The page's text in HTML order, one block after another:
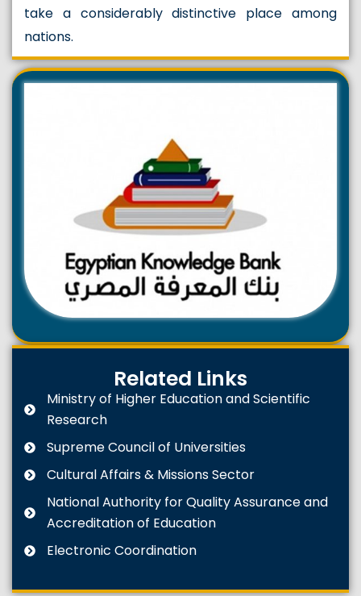
take a considerably distinctive place among
nations.
Related Links
Ministry of Higher Education and Scientific
Research
Supreme Council of Universities
Cultural Affairs & Missions Sector
National Authority for Quality Assurance and
Accreditation of Education
Electronic Coordination